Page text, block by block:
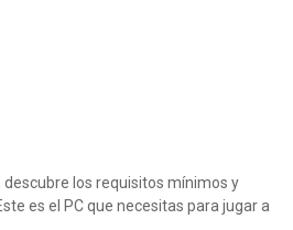
los requisitos mínimos y
es el PC que necesitas para jugar a